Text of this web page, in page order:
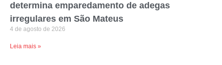
determina emparedamento de adegas
irregulares em São Mateus
4 de agosto de 2026
Leia mais »